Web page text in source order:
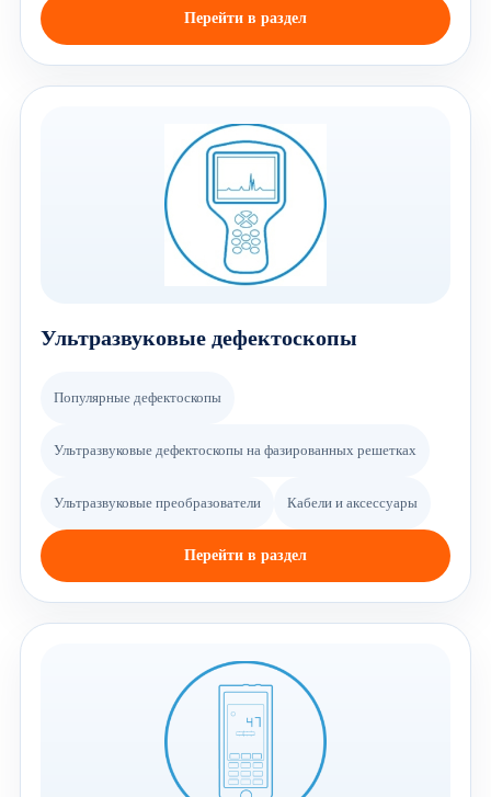
Перейти в раздел
Ультразвуковые дефектоскопы
Популярные дефектоскопы
Ультразвуковые дефектоскопы на фазированных решетках
Ультразвуковые преобразователи Кабели и аксессуары
Перейти в раздел